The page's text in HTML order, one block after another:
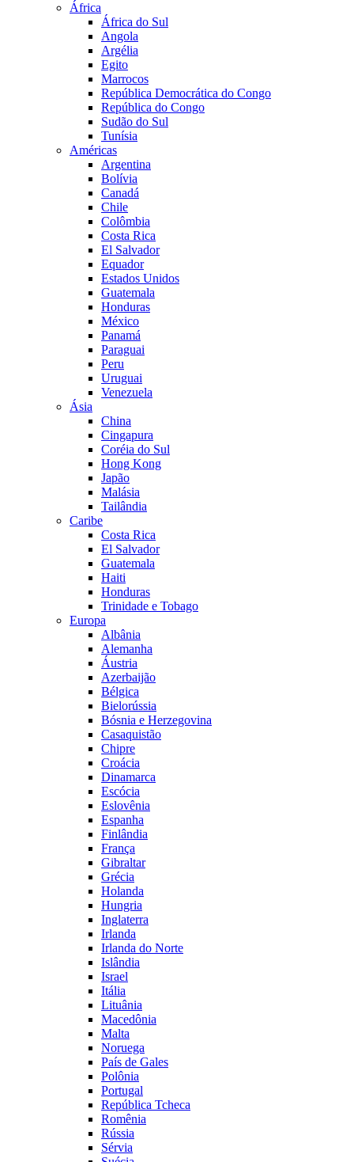
África
África do Sul
Angola
Argélia
Egito
Marrocos
República Democrática do Congo
República do Congo
Sudão do Sul
Tunísia
Américas
Argentina
Bolívia
Canadá
Chile
Colômbia
Costa Rica
El Salvador
Equador
Estados Unidos
Guatemala
Honduras
México
Panamá
Paraguai
Peru
Uruguai
Venezuela
Ásia
China
Cingapura
Coréia do Sul
Hong Kong
Japão
Malásia
Tailândia
Caribe
Costa Rica
El Salvador
Guatemala
Haiti
Honduras
Trinidade e Tobago
Europa
Albânia
Alemanha
Áustria
Azerbaijão
Bélgica
Bielorússia
Bósnia e Herzegovina
Casaquistão
Chipre
Croácia
Dinamarca
Escócia
Eslovênia
Espanha
Finlândia
França
Gibraltar
Grécia
Holanda
Hungria
Inglaterra
Irlanda
Irlanda do Norte
Islândia
Israel
Itália
Lituânia
Macedônia
Malta
Noruega
País de Gales
Polônia
Portugal
República Tcheca
Romênia
Rússia
Sérvia